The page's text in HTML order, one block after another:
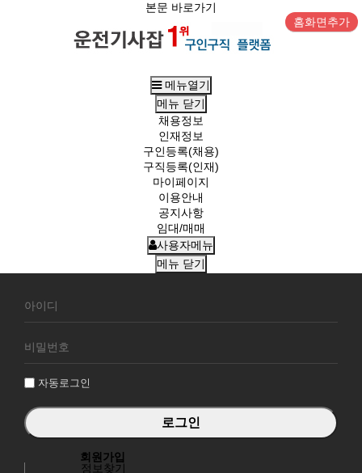
본문 바로가기
홈화면추가
메뉴열기
메뉴 닫기
채용정보
인재정보
구인등록(채용)
구직등록(인재)
마이페이지
이용안내
공지사항
임대/매매
사용자메뉴
메뉴 닫기
원
그
자동로그인
회원가입
정보찾기